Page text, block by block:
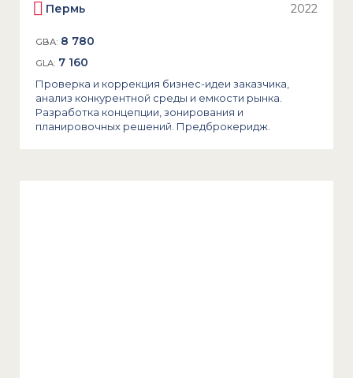
Пермь 2022
GBA: 8 780
GLA: 7 160
Проверка и коррекция бизнес-идеи заказчика,
анализ конкурентной среды и емкости рынка.
Разработка концепции, зонирования и
планировочных решений. Предброкеридж.